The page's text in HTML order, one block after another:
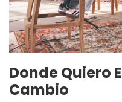
Donde Quiero
Cambio